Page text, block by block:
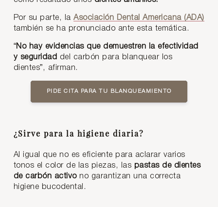
Por su parte, laAsociación Dental Americana (ADA)
también se ha pronunciado ante esta temática.
“No hay evidencias que demuestren la efectividad
y seguridad del carbón para blanquear los
dientes”, afirman.
PIDE CITA PARA TU BLANQUEAMIENTO
¿Sirve para la higiene diaria?
Al igual que no es eficiente para aclarar varios
tonos el color de las piezas, las pastas de dientes
de carbón activono garantizan una correcta
higiene bucodental.